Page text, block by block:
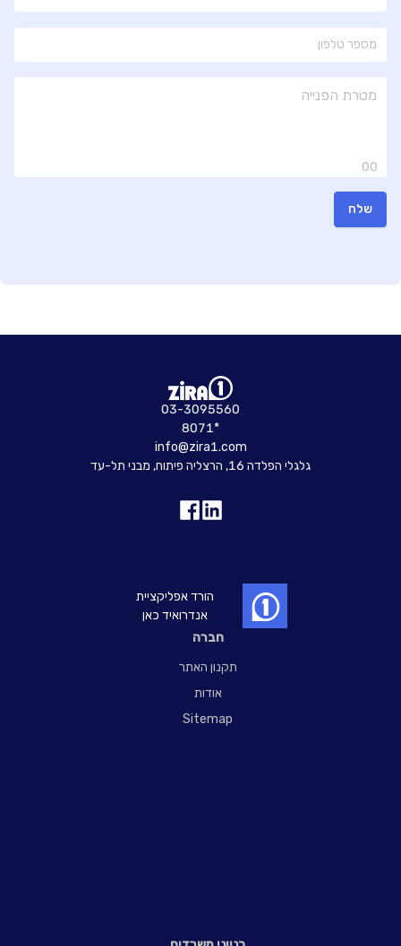
00
שלח
חברה
תקנון האתר
אודות
Sitemap
03-3095560
8071*
info@zira1.com
גלגלי הפלדה 16, הרצליה פיתוח, מבני תל-עד
הורד אפליקציית
אנדרואיד כאן